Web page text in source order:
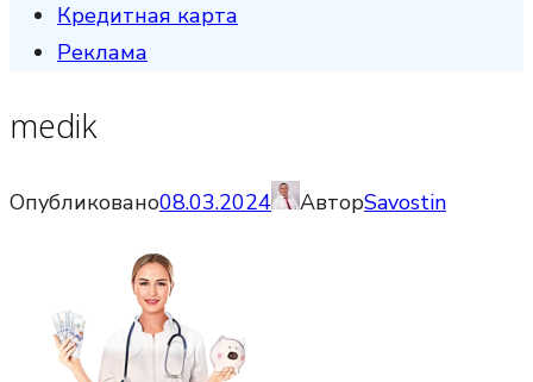
Кредитная карта
Реклама
medik
Опубликовано08.03.2024 АвторSavostin